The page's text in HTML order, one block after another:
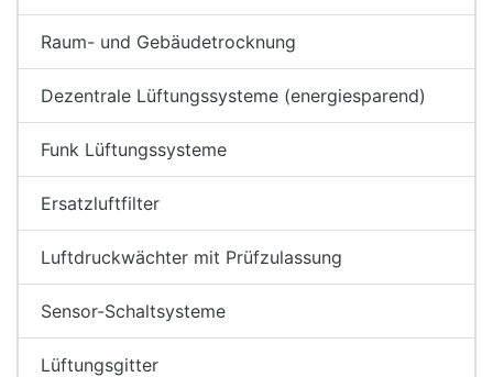
Raum- und Gebäudetrocknung
Dezentrale Lüftungssysteme (energiesparend)
Funk Lüftungssysteme
Ersatzluftfilter
Luftdruckwächter mit Prüfzulassung
Sensor-Schaltsysteme
Lüftungsgitter